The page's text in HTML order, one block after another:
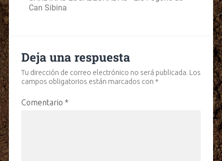
Can Sibina
Deja una respuesta
Tu dirección de correo electrónico no será publicada. Los
campos obligatorios están marcados con *
Comentario *